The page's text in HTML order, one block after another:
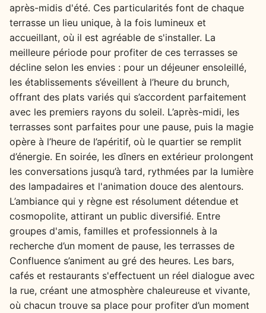
après-midis d'été. Ces particularités font de chaque
terrasse un lieu unique, à la fois lumineux et
accueillant, où il est agréable de s'installer. La
meilleure période pour profiter de ces terrasses se
décline selon les envies : pour un déjeuner ensoleillé,
les établissements s’éveillent à l’heure du brunch,
offrant des plats variés qui s’accordent parfaitement
avec les premiers rayons du soleil. L’après-midi, les
terrasses sont parfaites pour une pause, puis la magie
opère à l’heure de l’apéritif, où le quartier se remplit
d’énergie. En soirée, les dîners en extérieur prolongent
les conversations jusqu’à tard, rythmées par la lumière
des lampadaires et l'animation douce des alentours.
L’ambiance qui y règne est résolument détendue et
cosmopolite, attirant un public diversifié. Entre
groupes d'amis, familles et professionnels à la
recherche d’un moment de pause, les terrasses de
Confluence s’animent au gré des heures. Les bars,
cafés et restaurants s'effectuent un réel dialogue avec
la rue, créant une atmosphère chaleureuse et vivante,
où chacun trouve sa place pour profiter d’un moment